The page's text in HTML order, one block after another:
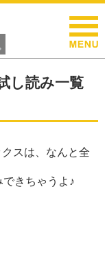
し読み一覧
スは、なんと全
できちゃうよ♪